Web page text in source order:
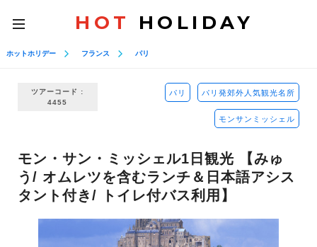
toggle
navigation
HOT HOLIDAY
ホットホリデー フランス パリ
ツアーコード :
4455
パリ パリ発郊外人気観光名所
モンサンミッシェル
モン・サン・ミッシェル1日観光 【みゅ
う/ オムレツを含むランチ＆日本語アシス
タント付き/ トイレ付バス利用】